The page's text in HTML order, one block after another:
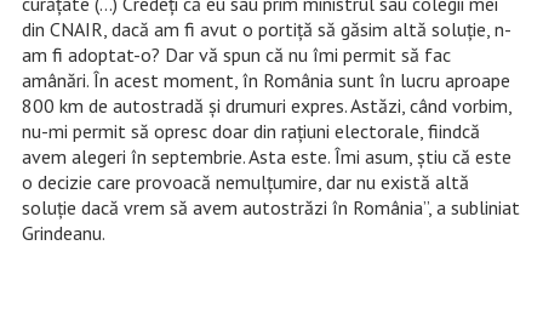
din CNAIR, dacă am fi avut o portiţă să găsim altă soluţie, n-
am fi adoptat-o? Dar vă spun că nu îmi permit să fac
amânări. În acest moment, în România sunt în lucru aproape
800 km de autostradă şi drumuri expres. Astăzi, când vorbim,
nu-mi permit să opresc doar din raţiuni electorale, fiindcă
avem alegeri în septembrie. Asta este. Îmi asum, ştiu că este
o decizie care provoacă nemulţumire, dar nu există altă
soluţie dacă vrem să avem autostrăzi în România”, a subliniat
Grindeanu.